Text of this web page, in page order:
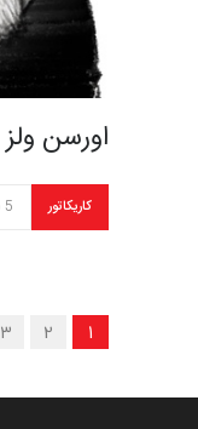
اورسن ولز
کاریکاتور 5 سال قبل
1
2
3